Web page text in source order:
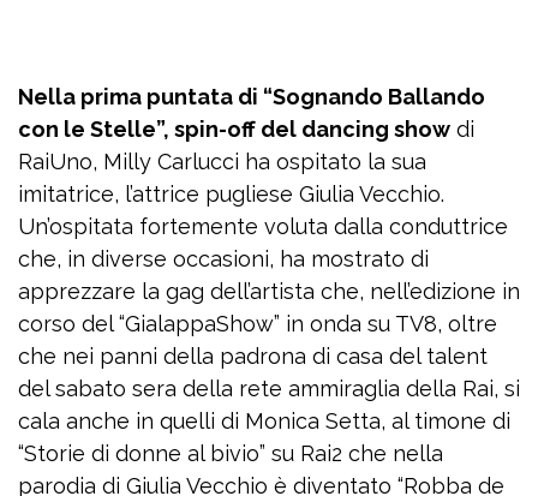
Nella prima puntata di “Sognando Ballando
con le Stelle”, spin-off del dancing show di
RaiUno, Milly Carlucci ha ospitato la sua
imitatrice, l’attrice pugliese Giulia Vecchio.
Un’ospitata fortemente voluta dalla conduttrice
che, in diverse occasioni, ha mostrato di
apprezzare la gag dell’artista che, nell’edizione in
corso del “GialappaShow” in onda su TV8, oltre
che nei panni della padrona di casa del talent
del sabato sera della rete ammiraglia della Rai, si
cala anche in quelli di Monica Setta, al timone di
“Storie di donne al bivio” su Rai2 che nella
parodia di Giulia Vecchio è diventato “Robba de